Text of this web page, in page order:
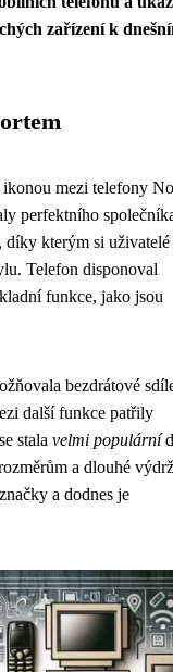
zařízení k
ikonou mezi telefony
perfektního
kterým si uživatelé
Telefon disponoval
funkce, jako jsou
bezdrátové
další funkce patřily
stala velmi populární
a dlouhé
a dodnes je